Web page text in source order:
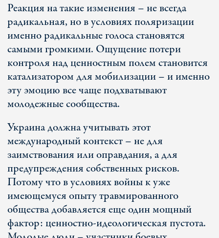
Реакция на такие изменения – не всегда
радикальная, но в условиях поляризации
именно радикальные голоса становятся
самыми громкими. Ощущение потери
контроля над ценностным полем становится
катализатором для мобилизации – и именно
эту эмоцию все чаще подхватывают
молодежные сообщества.
Украина должна учитывать этот
международный контекст – не для
заимствования или оправдания, а для
предупреждения собственных рисков.
Потому что в условиях войны к уже
имеющемуся опыту травмированного
общества добавляется еще один мощный
фактор: ценностно-идеологическая пустота.